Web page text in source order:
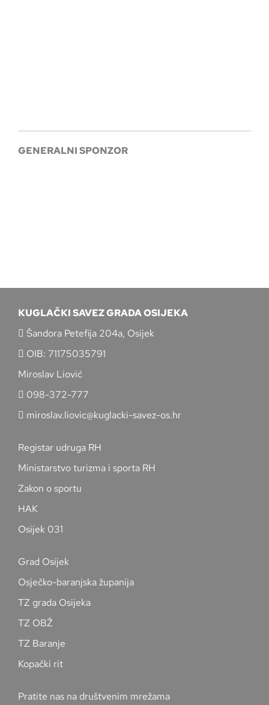
GENERALNI SPONZOR
KUGLAČKI SAVEZ GRADA OSIJEKA
Šandora Petefija 204a, Osijek
OIB: 71175035791
Miroslav Liović
098-372-777
miroslav.liovic@kuglacki-savez-os.hr
Registar udruga RH
Ministarstvo turizma i sporta RH
Zakon o sportu
HAK
Osijek 031
Grad Osijek
Osječko-baranjska županija
TZ grada Osijeka
TZ OBŽ
TZ Baranje
Kopački rit
Pratite nas na društvenim mrežama